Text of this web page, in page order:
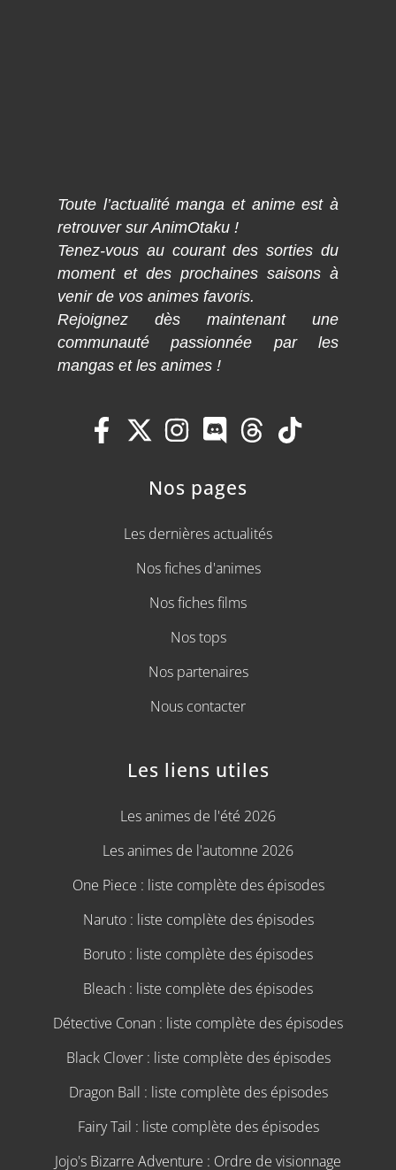
Toute l’actualité manga et anime est à
retrouver sur AnimOtaku !
Tenez-vous au courant des sorties du
moment et des prochaines saisons à
venir de vos animes favoris.
Rejoignez dès maintenant une
communauté passionnée par les
mangas et les animes !
Nos pages
Les dernières actualités
Nos fiches d'animes
Nos fiches films
Nos tops
Nos partenaires
Nous contacter
Les liens utiles
Les animes de l'été 2026
Les animes de l'automne 2026
One Piece : liste complète des épisodes
Naruto : liste complète des épisodes
Boruto : liste complète des épisodes
Bleach : liste complète des épisodes
Détective Conan : liste complète des épisodes
Black Clover : liste complète des épisodes
Dragon Ball : liste complète des épisodes
Fairy Tail : liste complète des épisodes
Jojo's Bizarre Adventure : Ordre de visionnage